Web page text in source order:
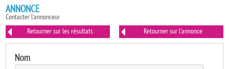
ANNONCE
Contacter l'annonceur
Retourner sur l'annonce
Retourner sur les résultats
Nom